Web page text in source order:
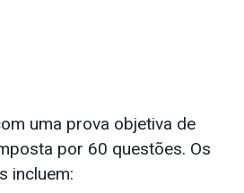
uma prova objetiva de
por 60 questões. Os
incluem: